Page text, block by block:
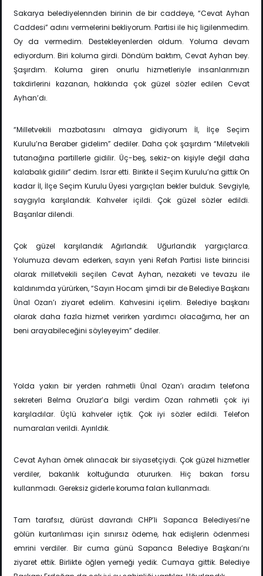
Sakarya belediyelennden birinin de bir caddeye, “Cevat Ayhan
Caddesi” adını vermelerini bekliyorum. Partisi ile hiç ligilenmedim.
Oy da vermedim. Destekleyenlerden oldum. Yoluma devam
ediyordum. Biri koluma girdi. Döndüm baktım, Cevat Ayhan bey.
Şaşırdım. Koluma giren onurlu hizmetleriyle insanlarımızın
takdirlerini kazanan, hakkında çok güzel sözler edilen Cevat
Ayhan’dı.
“Milletvekili mazbatasını almaya gidiyorum İl, İlçe Seçim
Kurulu’na Beraber gidelim” dediler. Daha çok şaşırdım “Miletvekili
tutanağına partillerle gidilir. Üç-beş, sekiz-on kişiyle değil daha
kalabalık gidilir” dedim. Israr etti. Birikte il Seçim Kurulu’na gittik On
kadar İI, İlçe Seçim Kurulu Üyesi yargıçları bekler bulduk. Sevgiyle,
saygıyla karşılandık. Kahveler içildi. Çok güzel sözler edildi.
Başarılar dilendi.
Çok güzel karşılandık Ağırlandık. Uğurlandık yargıçlarca.
Yolumuza devam ederken, sayın yeni Refah Partisi liste birincisi
olarak milletvekili seçilen Cevat Ayhan, nezaketi ve tevazu ile
kaldınımda yürürken, “Sayın Hocam şimdi bir de Belediye Başkanı
Ünal Ozan’ı ziyaret edelim. Kahvesini içelim. Belediye başkanı
olarak daha fazla hizmet verirken yardımcı olacağıma, her an
beni arayabileceğini söyleyeyim” dediler.
Yolda yakın bir yerden rahmetli Ünal Ozan’ı aradım telefona
sekreteri Belma Oruzlar’a bilgi verdim Ozan rahmetli çok iyi
karşıladılar. Üçlü kahveler içtik. Çok iyi sözler edildi. Telefon
numaraları verildi. Ayırıldık.
Cevat Ayhan ömek alınacak bir siyasetçiydi. Çok güzel hizmetler
verdiler, bakanlık koltuğunda otururken. Hiç bakan forsu
kullanmadı. Gereksiz giderle koruma falan kullanmadı.
Tam tarafsız, dürüst davrandı CHP’li Sapanca Belediyesi’ne
gölün kurtarılıması için sınırsız ödeme, hak edişlerin ödenmesi
emrini verdiler. Bir cuma günü Sapanca Belediye Başkanı’nı
ziyaret ettik. Birlikte öğlen yemeği yedik. Cumaya gittik. Belediye